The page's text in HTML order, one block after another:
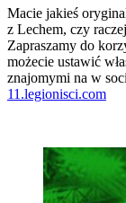
Macie jakieś
z Lechem, czy
Zapraszamy do
możecie ustawić
znajomymi na w
11.legionisci.com